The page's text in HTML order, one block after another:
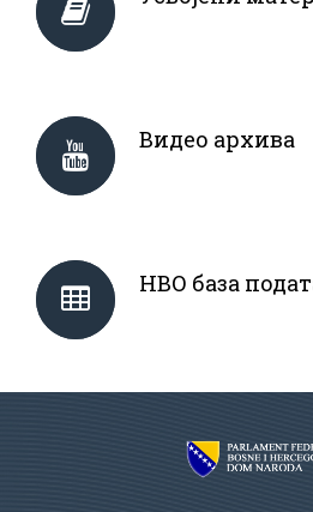
Видео архива
НВО база